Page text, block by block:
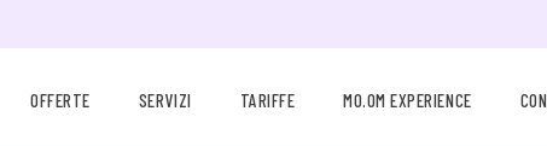
OFFERTE SERVIZI TARIFFE MO.OM EXPERIENCE